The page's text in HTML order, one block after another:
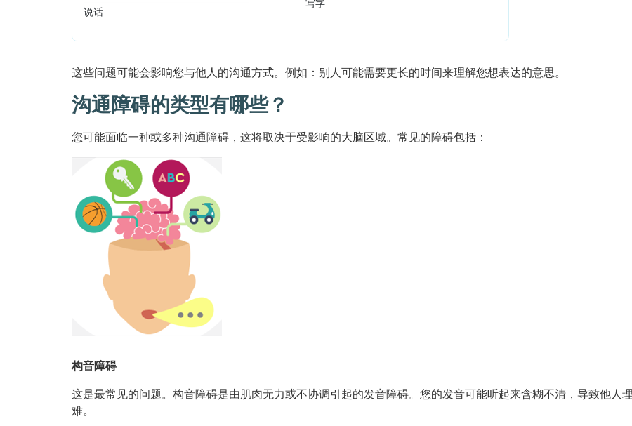
说话
写字
这些问题可能会影响您与他人的沟通方式。例如：别人可能需要更长的时间来理解您想表达的意思。
沟通障碍的类型有哪些？
您可能面临一种或多种沟通障碍，这将取决于受影响的大脑区域。常见的障碍包括：
构音障碍
这是最常见的问题。构音障碍是由肌肉无力或不协调引起的发音障碍。您的发音可能听起来含糊不清，导致他人
难。